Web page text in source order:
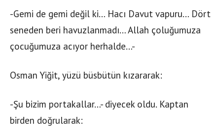
-Gemi de gemi değil ki… Hacı Davut vapuru… Dört
seneden beri havuzlanmadı… Allah çoluğumuza
çocuğumuza acıyor herhalde…-
Osman Yiğit, yüzü büsbütün kızararak:
-Şu bizim portakallar…- diyecek oldu. Kaptan
birden doğrularak: